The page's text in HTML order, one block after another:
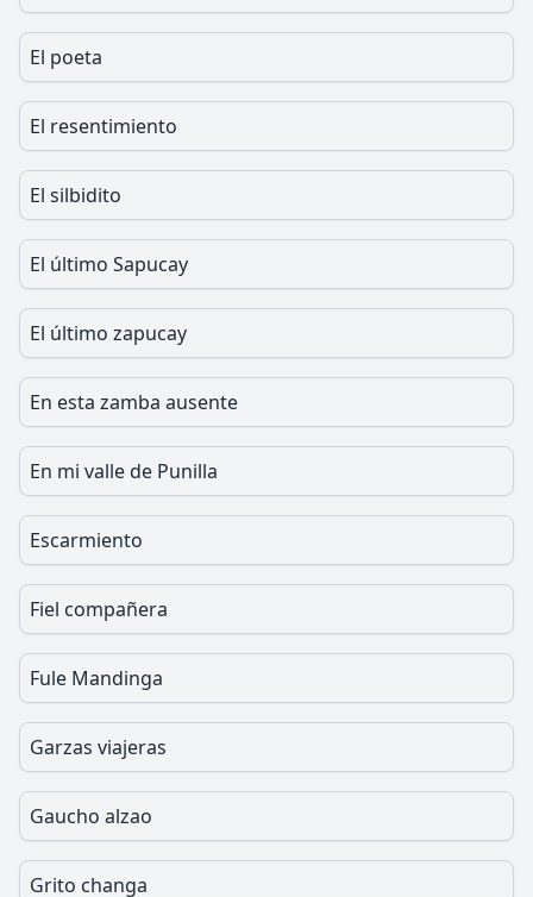
El poeta
El resentimiento
El silbidito
El último Sapucay
El último zapucay
En esta zamba ausente
En mi valle de Punilla
Escarmiento
Fiel compañera
Fule Mandinga
Garzas viajeras
Gaucho alzao
Grito changa